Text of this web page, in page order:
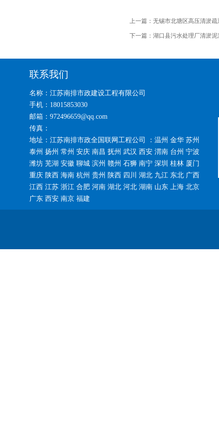
上一篇： 无锡市北塘区高压清淤疏
下一篇： 湖口县污水处理厂清淤泥
联系我们
名称：江苏南排市政建设工程有限公司
手机：18015853030
邮箱：972496659@qq.com
传真：
地址：江苏南排市政全国联网工程公司 ：温州 金华 苏州
泰州 扬州 常州 安庆 南昌 抚州 武汉 西安 渭南 台州 宁波
潍坊 芜湖 安徽 聊城 滨州 赣州 石狮 南宁 深圳 桂林 厦门
重庆 陕西 海南 杭州 贵州 陕西 四川 湖北 九江 东北 广西
江西 江苏 浙江 合肥 河南 湖北 河北 湖南 山东 上海 北京
广东 西安 南京 福建